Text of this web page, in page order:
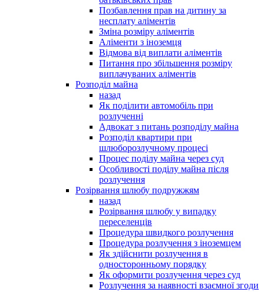
Позбавлення прав на дитину за
несплату аліментів
Зміна розміру аліментів
Аліменти з іноземця
Відмова від виплати аліментів
Питання про збільшення розміру
виплачуваних аліментів
Розподіл майна
назад
Як поділити автомобіль при
розлученні
Адвокат з питань розподілу майна
Розподіл квартири при
шлюборозлучному процесі
Процес поділу майна через суд
Особливості поділу майна після
розлучення
Розірвання шлюбу подружжям
назад
Розірвання шлюбу у випадку
переселенців
Процедура швидкого розлучення
Процедура розлучення з іноземцем
Як здійснити розлучення в
односторонньому порядку
Як оформити розлучення через суд
Розлучення за наявності взаємної згоди